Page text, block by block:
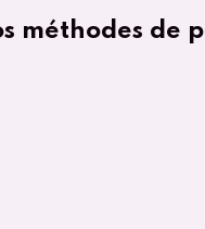
méthodes de